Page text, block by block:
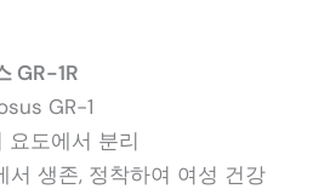
GR-1R
GR-1
요도에서 분리
서 생존, 정착하여 여성 건강